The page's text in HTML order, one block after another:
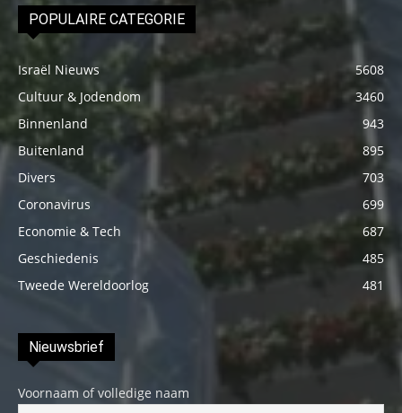
POPULAIRE CATEGORIE
Israël Nieuws
5608
Cultuur & Jodendom
3460
Binnenland
943
Buitenland
895
Divers
703
Coronavirus
699
Economie & Tech
687
Geschiedenis
485
Tweede Wereldoorlog
481
Nieuwsbrief
Voornaam of volledige naam